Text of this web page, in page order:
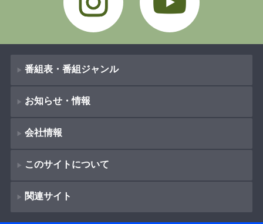
番組表・番組ジャンル
番組表
番組ジャンル
ドラマ
映画
お知らせ・情報
新着情報
お知らせ
イベント
会社情報
会社概要
（Company Information）
このサイトについて
著作権とリンク
関連サイト